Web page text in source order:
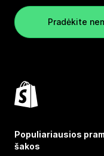
Pradėkite
Populiariausios
šakos